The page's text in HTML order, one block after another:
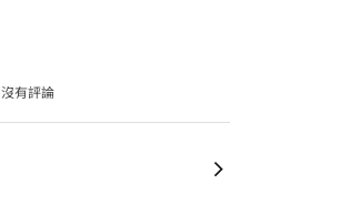
沒有評論